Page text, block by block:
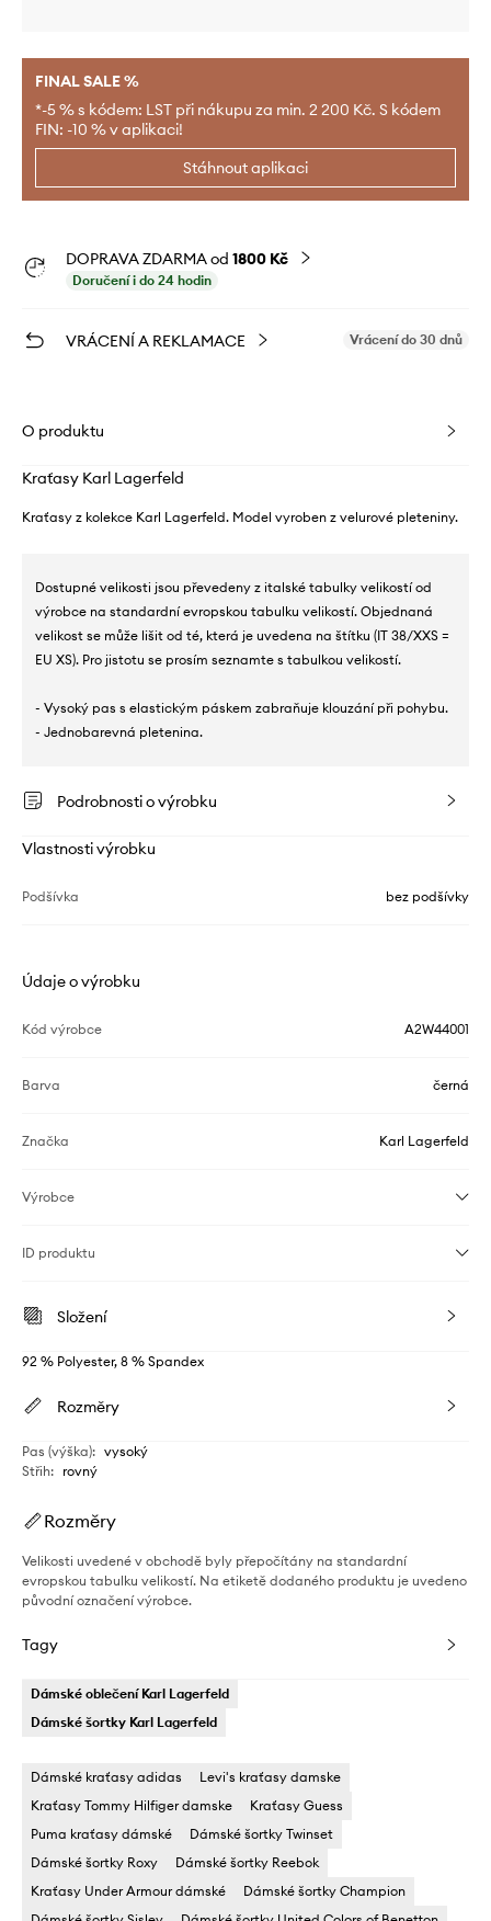
FINAL SALE %
*-5 % s kódem: LST při nákupu za min. 2 200 Kč. S kódem
FIN: -10 % v aplikaci!
Stáhnout aplikaci
DOPRAVA ZDARMA od 1800 Kč
Doručení i do 24 hodin
VRÁCENÍ A REKLAMACE Vrácení do 30 dnů
O produktu
Kraťasy Karl Lagerfeld
Kraťasy z kolekce Karl Lagerfeld. Model vyroben z velurové pleteniny.
Dostupné velikosti jsou převedeny z italské tabulky velikostí od
výrobce na standardní evropskou tabulku velikostí. Objednaná
velikost se může lišit od té, která je uvedena na štítku (IT 38/XXS =
EU XS). Pro jistotu se prosím seznamte s tabulkou velikostí.
- Vysoký pas s elastickým páskem zabraňuje klouzání při pohybu.
- Jednobarevná pletenina.
Podrobnosti o výrobku
Vlastnosti výrobku
Podšívka bez podšívky
Údaje o výrobku
Kód výrobce A2W44001
Barva černá
Značka Karl Lagerfeld
Výrobce
ID produktu
Složení
92 % Polyester, 8 % Spandex
Rozměry
Pas (výška): vysoký
Střih: rovný
Rozměry
Velikosti uvedené v obchodě byly přepočítány na standardní
evropskou tabulku velikostí. Na etiketě dodaného produktu je uvedeno
původní označení výrobce.
Tagy
Dámské oblečení Karl Lagerfeld
Dámské šortky Karl Lagerfeld
Dámské kraťasy adidas
Levi's kraťasy damske
Kraťasy Tommy Hilfiger damske
Kraťasy Guess
Puma kraťasy dámské
Dámské šortky Twinset
Dámské šortky Roxy
Dámské šortky Reebok
Kraťasy Under Armour dámské
Dámské šortky Champion